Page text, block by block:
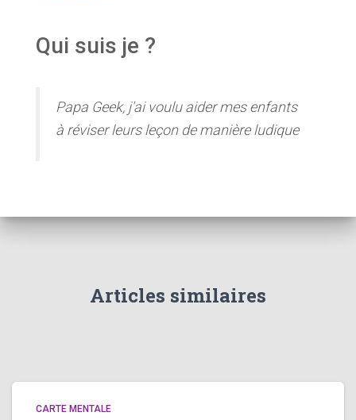
Qui suis je ?
Papa Geek, j'ai voulu aider mes enfants
à réviser leurs leçon de manière ludique
Articles similaires
CARTE MENTALE